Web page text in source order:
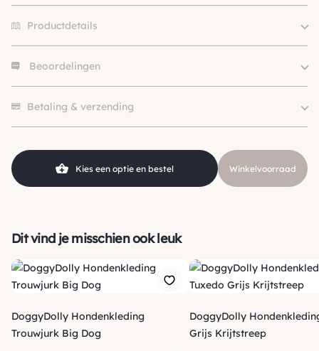
Productdetails
Size
Kleur
Geel / Goud, Wit
Merk
Beoordelingen
Betaling & verzending
Kies een optie en bestel Winkelvoorraad
Dit vind je misschien ook leuk
DoggyDolly Hondenkleding
Trouwjurk Big Dog
DoggyDolly
Grijs Krijtstreep